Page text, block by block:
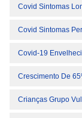
Covid Sintomas
Covid Sintomas
Covid-19
Crescimento De
Crianças Grupo